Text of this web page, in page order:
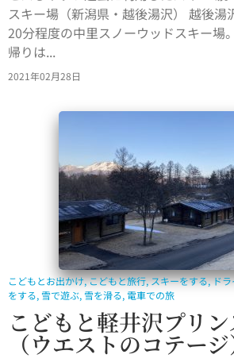
スキー場（新潟県・越後湯沢） 越後湯
20分程度の中里スノーウッドスキー場
帰りは...
2021年02月28日
こどもとお出かけ,こどもと旅行,スキーをする,ドラ
をする, 雪で遊ぶ, 雪を滑る, 電車での旅
こどもと軽井沢プリ
（ウエストのコテージ